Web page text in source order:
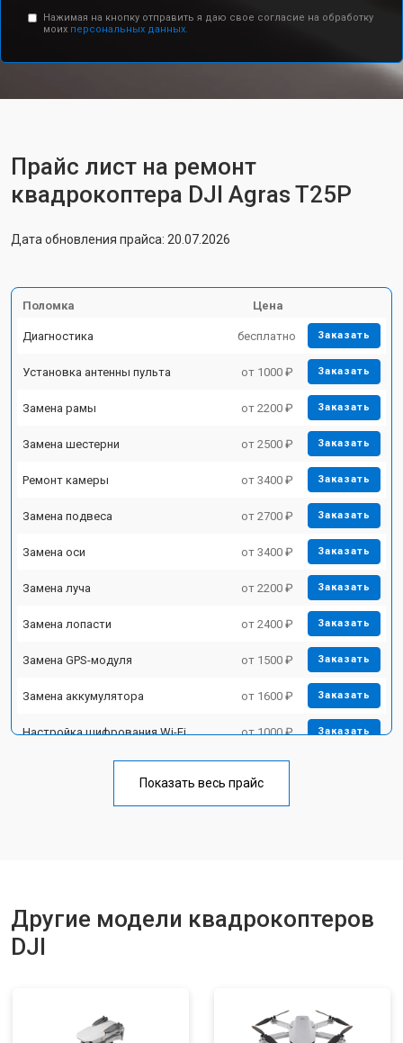
Нажимая на кнопку отправить я даю свое согласие на обработку
моих персональных данных.
Прайс лист на ремонт
квадрокоптера DJI Agras T25P
Дата обновления прайса: 20.07.2026
Поломка Цена
Диагностика бесплатно Заказать
Установка антенны пульта от 1000 ₽ Заказать
Замена рамы от 2200 ₽ Заказать
Замена шестерни от 2500 ₽ Заказать
Ремонт камеры от 3400 ₽ Заказать
Замена подвеса от 2700 ₽ Заказать
Замена оси от 3400 ₽ Заказать
Замена луча от 2200 ₽ Заказать
Замена лопасти от 2400 ₽ Заказать
Замена GPS-модуля от 1500 ₽ Заказать
Замена аккумулятора от 1600 ₽ Заказать
Настройка шифрования Wi-Fi от 1000 ₽ Заказать
Замена материнской платы от 2800 ₽
Показать весь прайс
Другие модели квадрокоптеров
DJI